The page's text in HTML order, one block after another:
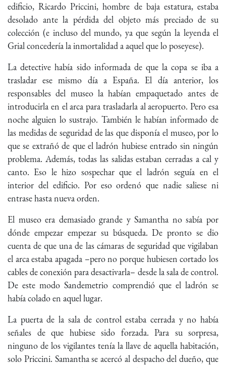
edificio, Ricardo Priccini, hombre de baja estatura, estaba
desolado ante la pérdida del objeto más preciado de su
colección (e incluso del mundo, ya que según la leyenda el
Grial concedería la inmortalidad a aquel que lo poseyese).
La detective había sido informada de que la copa se iba a
trasladar ese mismo día a España. El día anterior, los
responsables del museo la habían empaquetado antes de
introducirla en el arca para trasladarla al aeropuerto. Pero esa
noche alguien lo sustrajo. También le habían informado de
las medidas de seguridad de las que disponía el museo, por lo
que se extrañó de que el ladrón hubiese entrado sin ningún
problema. Además, todas las salidas estaban cerradas a cal y
canto. Eso le hizo sospechar que el ladrón seguía en el
interior del edificio. Por eso ordenó que nadie saliese ni
entrase hasta nueva orden.
El museo era demasiado grande y Samantha no sabía por
dónde empezar empezar su búsqueda. De pronto se dio
cuenta de que una de las cámaras de seguridad que vigilaban
el arca estaba apagada –pero no porque hubiesen cortado los
cables de conexión para desactivarla– desde la sala de control.
De este modo Sandemetrio comprendió que el ladrón se
había colado en aquel lugar.
La puerta de la sala de control estaba cerrada y no había
señales de que hubiese sido forzada. Para su sorpresa,
ninguno de los vigilantes tenía la llave de aquella habitación,
solo Priccini. Samantha se acercó al despacho del dueño, que